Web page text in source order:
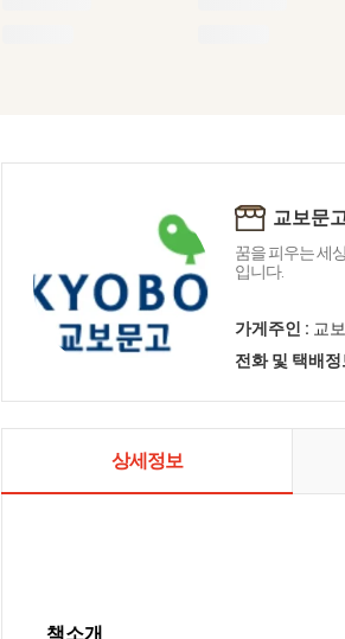
교보문
꿈을 피우는 세
입니다.
가게주인 : 교
전화 및 택배정
상세정보
책소개